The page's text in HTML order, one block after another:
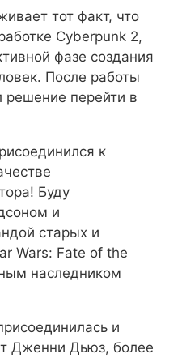
тот факт, что
Cyberpunk 2,
фазе создания
После работы
решение перейти в
к
Буду
и
старых и
Wars: Fate of the
наследником
и
Дженни Дьюз, более